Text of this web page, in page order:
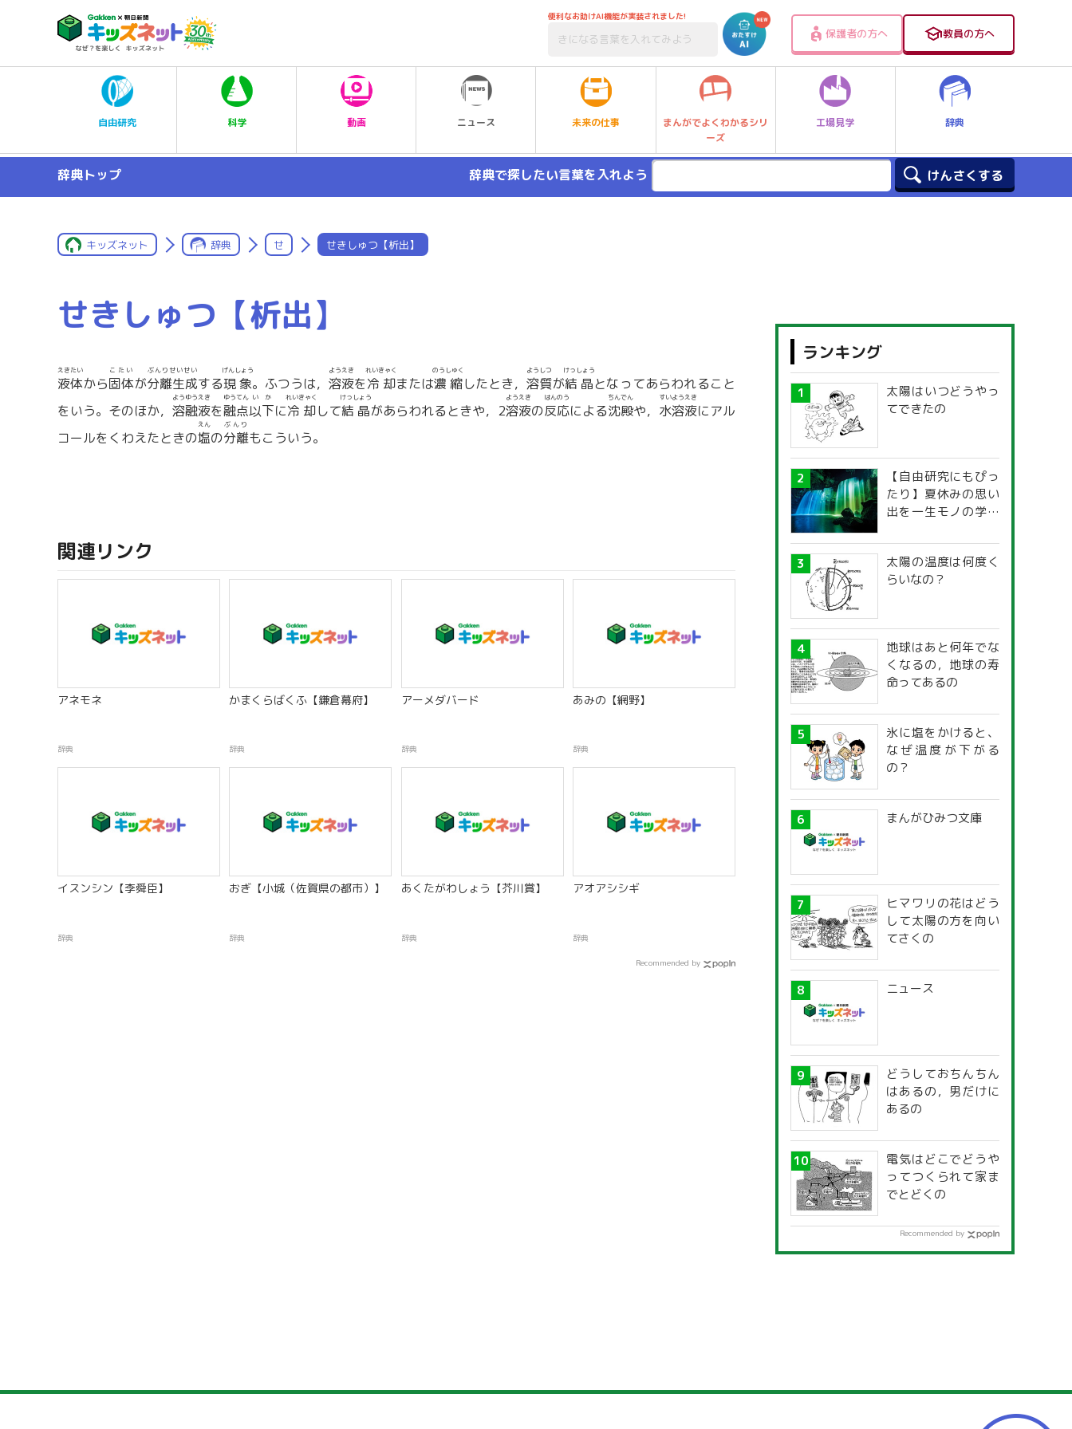
便利なお助けAI機能が実装されました!
保護者の方へ 教員の方へ
自由研究 科学 動画 ニュース 未来の仕事
まんがでよくわかるシリ
ーズ
工場見学 辞典
辞典トップ 辞典で探したい言葉を入れよう
キッズネット 辞典 せ せきしゅつ【析出】
せきしゅつ【析出】
液体
えきたい
から固体
こたい
が分離生成
ぶんりせいせい
する現象
げんしょう
。ふつうは， 溶液
ようえき
を冷却
れいきゃく
または濃縮
のうしゅく
したとき， 溶質
ようしつ
が結晶
けっしょう
となってあらわれること
をいう。そのほか， 溶融液
ようゆうえき
を融点
ゆうてん
以下
いか
に冷却
れいきゃく
して結晶
けっしょう
があらわれるときや，2溶液
ようえき
の反応
はんのう
による沈殿
ちんでん
や， 水溶液
すいようえき
にアル
コールをくわえたときの塩
えん
の分離
ぶんり
もこういう。
関連リンク
アネモネ
辞典
かまくらばくふ【鎌倉幕府】
辞典
アーメダバード
辞典
あみの【網野】
辞典
イスンシン【李舜臣】
辞典
おぎ【小城（佐賀県の都市）】
辞典
あくたがわしょう【芥川賞】
辞典
アオアシシギ
辞典
Recommended by
ランキング
太陽はいつどうやっ
てできたの
【自由研究にもぴっ
たり】夏休みの思い
出を一生モノの学び
探究ガイド
太陽の温度は何度く
らいなの？
地球はあと何年でな
くなるの，地球の寿
命ってあるの
氷に塩をかけると、
なぜ温度が下がる
の？
まんがひみつ文庫
ヒマワリの花はどう
して太陽の方を向い
てさくの
ニュース
どうしておちんちん
はあるの，男だけに
あるの
電気はどこでどうや
ってつくられて家ま
でとどくの
Recommended by